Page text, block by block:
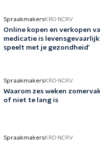
SpraakmakersKRO-NCRV
Online kopen en verkopen
medicatie is
speelt met je gezondheid'
SpraakmakersKRO-NCRV
Waarom zes weken
of niet te lang is
SpraakmakersKRO-NCRV